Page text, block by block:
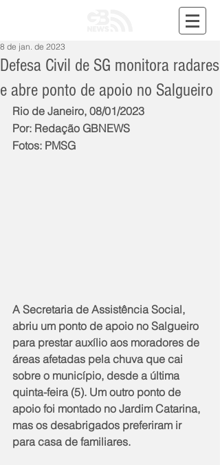
Defesa Civil de SG monitora radares
e abre ponto de apoio no Salgueiro
8 de jan. de 2023
Rio de Janeiro, 08/01/2023
Por: Redação GBNEWS
Fotos: PMSG
A Secretaria de Assistência Social,
abriu um ponto de apoio no Salgueiro
para prestar auxílio aos moradores de
áreas afetadas pela chuva que cai
sobre o município, desde a última
quinta-feira (5). Um outro ponto de
apoio foi montado no Jardim Catarina,
mas os desabrigados preferiram ir
para casa de familiares.